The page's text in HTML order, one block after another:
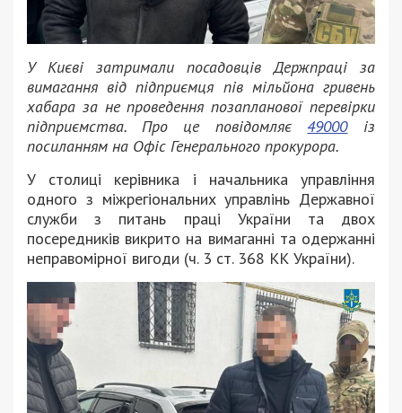
У Києві затримали посадовців Держпраці за
вимагання від підприємця пів мільйона гривень
хабара за не проведення позапланової перевірки
підприємства. Про це повідомляє49000із
посиланням на Офіс Генерального прокурора.
У столиці керівника і начальника управління
одного з міжрегіональних управлінь Державної
служби з питань праці України та двох
посередників викрито на вимаганні та одержанні
неправомірної вигоди (ч. 3 ст. 368 КК України).